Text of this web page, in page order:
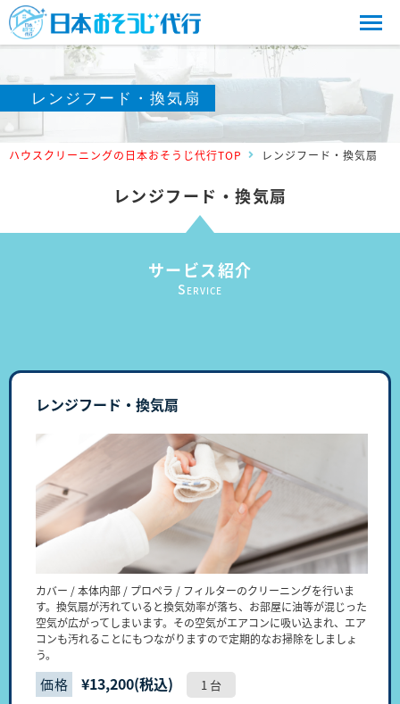
レンジフード・換気扇
ハウスクリーニングの日本おそうじ代行TOP レンジフード・換気扇
レンジフード・換気扇
サービス紹介
S ERVICE
レンジフード・換気扇
カバー / 本体内部 / プロペラ / フィルターのクリーニングを行いま
す。換気扇が汚れていると換気効率が落ち、お部屋に油等が混じった
空気が広がってしまいます。その空気がエアコンに吸い込まれ、エア
コンも汚れることにもつながりますので定期的なお掃除をしましょ
う。
価格 ¥13,200(税込) 1 台